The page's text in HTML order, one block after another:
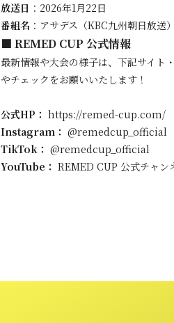
放送日 ：2026年1月22日
番組名 ：アサデス（KBC九州朝日放送）
■ REMED CUP 公式情報
最新情報や大会の様子は、下記サイト
やチェックをお願いいたします！
公式HP： https://remed-cup.com/
Instagram： @remedcup_official
TikTok： @remedcup_official
YouTube： REMED CUP 公式チャン